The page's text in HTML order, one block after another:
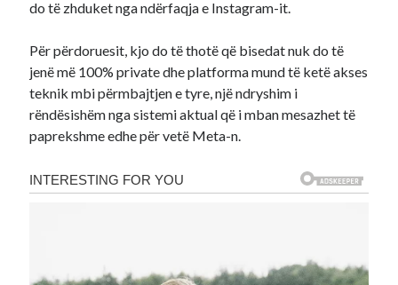
do të zhduket nga ndërfaqja e Instagram-it.
Për përdoruesit, kjo do të thotë që bisedat nuk do të
jenë më 100% private dhe platforma mund të ketë akses
teknik mbi përmbajtjen e tyre, një ndryshim i
rëndësishëm nga sistemi aktual që i mban mesazhet të
paprekshme edhe për vetë Meta-n.